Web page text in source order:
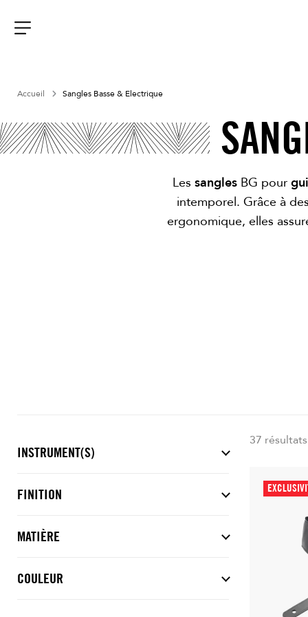
contenu
Accueil Sangles Basse & Electrique
Les sangles BG pour
intemporel. Grâce à
ergonomique, elles
INSTRUMENT(S)
FINITION
MATIÈRE
COULEUR
37 résultats